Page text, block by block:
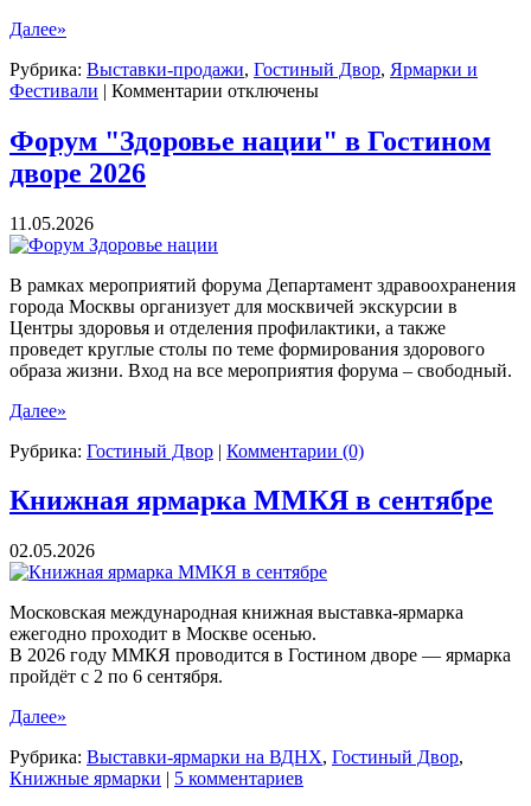
Далее»
Рубрика: Выставки-продажи, Гостиный Двор, Ярмарки и
Фестивали | Комментарии к
двор:
отключены
Форум "Здоровье нации" в Гостином
дворе 2026
11.05.2026
В рамках мероприятий форума Департамент здравоохранения
города Москвы организует для москвичей экскурсии в
Центры здоровья и отделения профилактики, а также
проведет круглые столы по теме формирования здорового
образа жизни. Вход на все мероприятия форума – свободный.
Далее»
Рубрика: Гостиный Двор | Комментарии (0)
Книжная ярмарка ММКЯ в сентябре
02.05.2026
Московская международная книжная выставка-ярмарка
ежегодно проходит в Москве осенью.
В 2026 году ММКЯ проводится в Гостином дворе — ярмарка
пройдёт с 2 по 6 сентября.
Далее»
Рубрика: Выставки-ярмарки на ВДНХ, Гостиный Двор,
Книжные ярмарки | 5 комментариев